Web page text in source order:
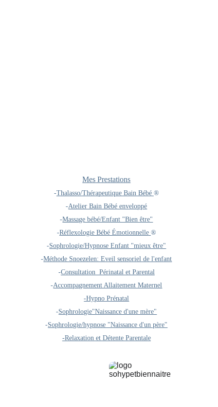
Mes Prestations
-Thalasso/Thérapeutique Bain Bébé ®️
-Atelier Bain Bébé enveloppé
-Massage bébé/Enfant "Bien être"
-Réflexologie Bébé Émotionnelle ®️
-Sophrologie/Hypnose Enfant "mieux être"
-Méthode Snoezelen: Eveil sensoriel de l'enfant
-Consultation  Périnatal et Parental
-Accompagnement Allaitement Maternel
-Hypno Prénatal
-Sophrologie"Naissance d'une mère"
-Sophrologie/hypnose "Naissance d'un père"
-Relaxation et Détente Parentale